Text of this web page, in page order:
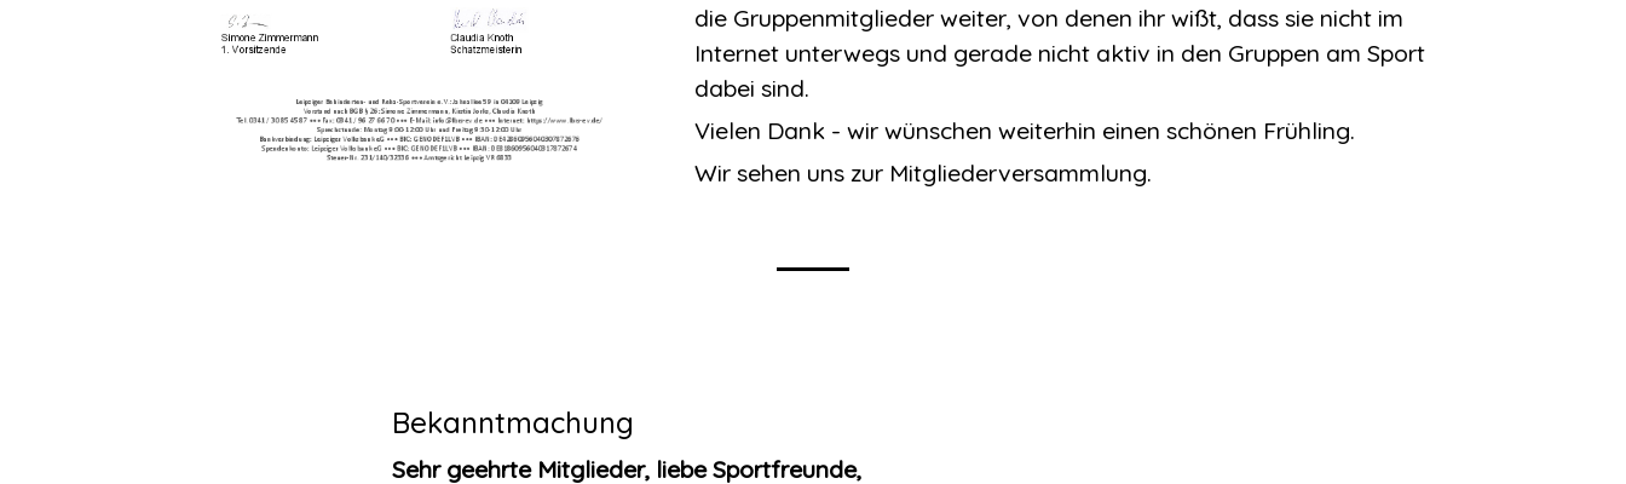
die Gruppenmitglieder weiter, von denen ihr wißt, dass sie nicht im
Internet unterwegs und gerade nicht aktiv in den Gruppen am Sport
dabei sind.
Vielen Dank - wir wünschen weiterhin einen schönen Frühling.
Wir sehen uns zur Mitgliederversammlung.
Bekanntmachung
Sehr geehrte Mitglieder, liebe Sportfreunde,